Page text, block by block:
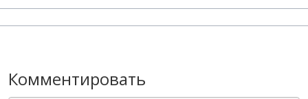
Комментировать